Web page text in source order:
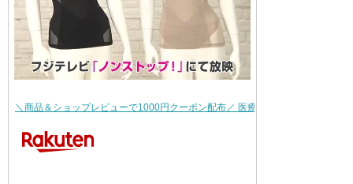
＼商品＆ショップレビューで1000円クーポン配布／ 医療用具 健康 Dr.コリト…